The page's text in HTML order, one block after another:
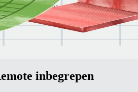
het vlak van finance, HR, samenwerking
inbegrepen